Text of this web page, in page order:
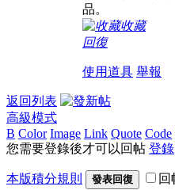
品。
收藏
回復
使用道具 舉報
返回列表
高級模式
B Color Image Link Quote Code
您需要登錄後才可以回帖 登錄
本版積分規則 發表回復 回